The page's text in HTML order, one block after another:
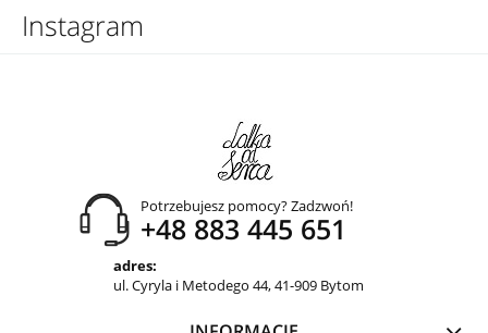
Instagram
Potrzebujesz pomocy? Zadzwoń!
+48 883 445 651
adres:
ul. Cyryla i Metodego 44, 41-909 Bytom